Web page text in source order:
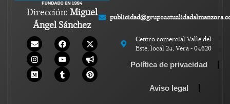
Dirección: Miguel
Ángel Sánchez
Centro comercial Valle del
Este, local 24, Vera - 04620
Política de privacidad
Aviso legal